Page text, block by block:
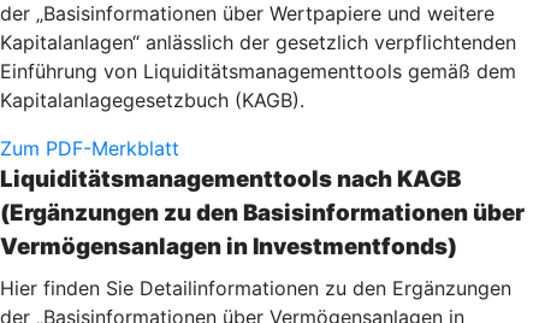
der „Basisinformationen über Wertpapiere und weitere
Kapitalanlagen“ anlässlich der gesetzlich verpflichtenden
Einführung von Liquiditätsmanagementtools gemäß dem
Kapitalanlagegesetzbuch (KAGB).
Zum PDF-Merkblatt
Liquiditätsmanagementtools nach KAGB
(Ergänzungen zu den Basisinformationen über
Vermögensanlagen in Investmentfonds)
Hier finden Sie Detailinformationen zu den Ergänzungen
der „Basisinformationen über Vermögensanlagen in